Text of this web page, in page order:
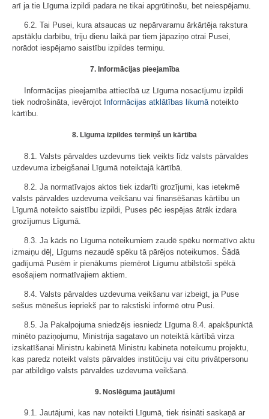
arī ja tie Līguma izpildi padara ne tikai apgrūtinošu, bet neiespējamu.
6.2. Tai Pusei, kura atsaucas uz nepārvaramu ārkārtēja rakstura
apstākļu darbību, triju dienu laikā par tiem jāpaziņo otrai Pusei,
norādot iespējamo saistību izpildes termiņu.
7. Informācijas pieejamība
Informācijas pieejamība attiecībā uz Līguma nosacījumu izpildi
tiek nodrošināta, ievērojot Informācijas atklātības likumā noteikto
kārtību.
8. Līguma izpildes termiņš un kārtība
8.1. Valsts pārvaldes uzdevums tiek veikts līdz valsts pārvaldes
uzdevuma izbeigšanai Līgumā noteiktajā kārtībā.
8.2. Ja normatīvajos aktos tiek izdarīti grozījumi, kas ietekmē
valsts pārvaldes uzdevuma veikšanu vai finansēšanas kārtību un
Līgumā noteikto saistību izpildi, Puses pēc iespējas ātrāk izdara
grozījumus Līgumā.
8.3. Ja kāds no Līguma noteikumiem zaudē spēku normatīvo aktu
izmaiņu dēļ, Līgums nezaudē spēku tā pārējos noteikumos. Šādā
gadījumā Pusēm ir pienākums piemērot Līgumu atbilstoši spēkā
esošajiem normatīvajiem aktiem.
8.4. Valsts pārvaldes uzdevuma veikšanu var izbeigt, ja Puse
sešus mēnešus iepriekš par to rakstiski informē otru Pusi.
8.5. Ja Pakalpojuma sniedzējs iesniedz Līguma 8.4. apakšpunktā
minēto paziņojumu, Ministrija sagatavo un noteiktā kārtībā virza
izskatīšanai Ministru kabinetā Ministru kabineta noteikumu projektu,
kas paredz noteikt valsts pārvaldes institūciju vai citu privātpersonu
par atbildīgo valsts pārvaldes uzdevuma veikšanā.
9. Noslēguma jautājumi
9.1. Jautājumi, kas nav noteikti Līgumā, tiek risināti saskaņā ar